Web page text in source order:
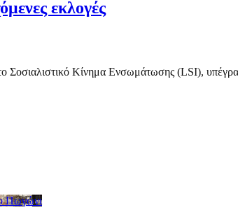
εκλογές
Σοσιαλιστικό Κίνημα Ενσωμάτωσης (LSI),
Πωγώνι